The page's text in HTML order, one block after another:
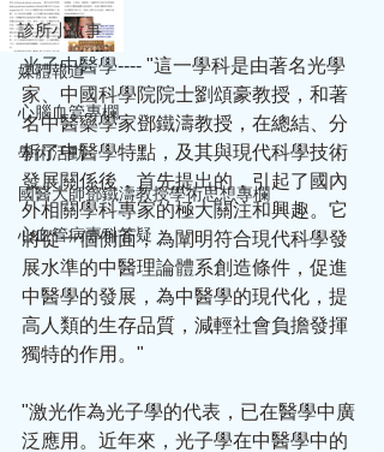
診所小故事
媒體報道
心腦血管專欄
學術活動
國醫大師鄧鐵濤教授學術思想專欄
心血管病專科答疑
光子中醫學---- "這一學科是由著名光學
家、中國科學院院士劉頌豪教授，和著
名中醫藥學家鄧鐵濤教授，在總結、分
析了中醫學特點，及其與現代科學技術
發展關係後，首先提出的，引起了國內
外相關學科專家的極大關注和興趣。它
將從一個側面，為闡明符合現代科學發
展水準的中醫理論體系創造條件，促進
中醫學的發展，為中醫學的現代化，提
高人類的生存品質，減輕社會負擔發揮
獨特的作用。"
"激光作為光子學的代表，已在醫學中廣
泛應用。近年來，光子學在中醫學中的